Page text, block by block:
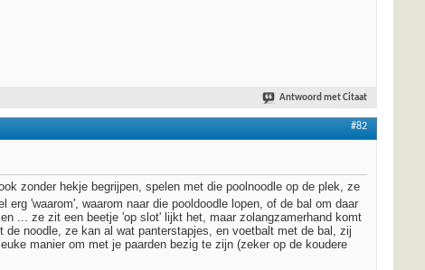
Antwoord met Citaat
#82
zonder hekje begrijpen, spelen met die poolnoodle op de plek, ze
'waarom', waarom naar die pooldoodle lopen, of de bal om daar
... ze zit een beetje 'op slot' lijkt het, maar zolangzamerhand komt
noodle, ze kan al wat panterstapjes, en voetbalt met de bal, zij
manier om met je paarden bezig te zijn (zeker op de koudere